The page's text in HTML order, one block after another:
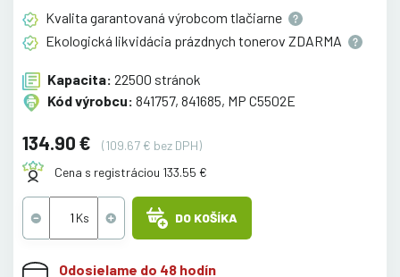
Kvalita garantovaná výrobcom tlačiarne
Ekologická likvidácia prázdnych tonerov ZDARMA
Kapacita: 22500 stránok
Kód výrobcu: 841757, 841685, MP C5502E
134.90 €
(109.67 € bez DPH)
Cena s registráciou 133.55 €
DO KOŠÍKA
Odosielame do 48 hodín